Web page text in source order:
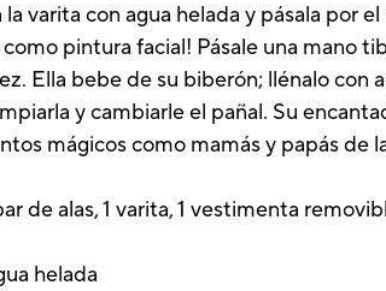
varita con agua helada y pásala por
pintura facial! Pásale una mano
Ella bebe de su biberón; llénalo con
y cambiarle el pañal. Su
mágicos como mamás y papás de
de alas, 1 varita, 1 vestimenta
helada